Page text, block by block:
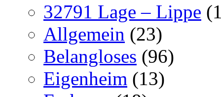
32791 Lage – Lippe
Allgemein (23)
Belangloses (96)
Eigenheim (13)